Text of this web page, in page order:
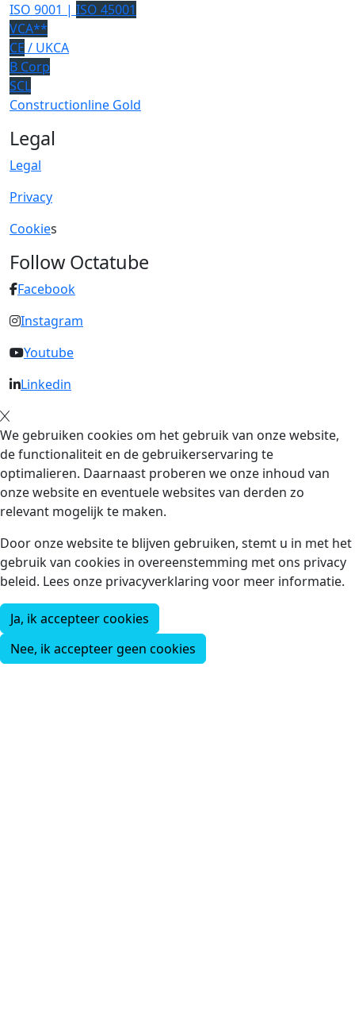
ISO 9001 | ISO 45001
VCA**
CE / UKCA
B Corp
SCL
Constructionline Gold
Legal
Legal
Privacy
Cookies
Follow Octatube
Facebook
Instagram
Youtube
Linkedin
We gebruiken cookies om het gebruik van onze website,
de functionaliteit en de gebruikerservaring te
optimalieren. Daarnaast proberen we onze inhoud van
onze website en eventuele websites van derden zo
relevant mogelijk te maken.
Door onze website te blijven gebruiken, stemt u in met het
gebruik van cookies in overeenstemming met ons privacy
beleid. Lees onze privacyverklaring voor meer informatie.
Ja, ik accepteer cookies
Nee, ik accepteer geen cookies